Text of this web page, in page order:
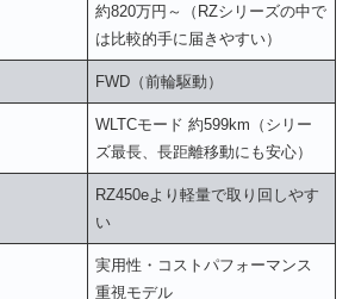
約820万円～（RZシリーズの中で
は比較的手に届きやすい）
FWD（前輪駆動）
WLTCモード 約599km（シリー
ズ最長、長距離移動にも安心）
RZ450eより軽量で取り回しやす
い
実用性・コストパフォーマンス
重視モデル